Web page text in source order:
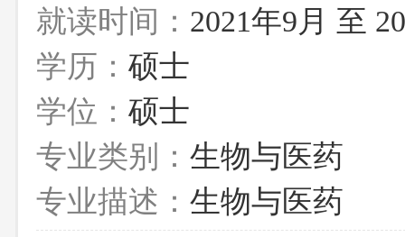
就读时间： 2021年9月 至
学历： 硕士
学位： 硕士
专业类别： 生物与医药
专业描述： 生物与医药